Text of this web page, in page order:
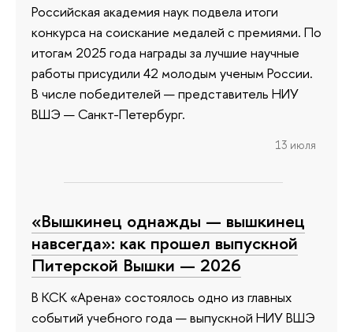
Российская академия наук подвела итоги
конкурса на соискание медалей с премиями. По
итогам 2025 года награды за лучшие научные
работы присудили 42 молодым ученым России.
В числе победителей — представитель НИУ
ВШЭ — Санкт-Петербург.
13 июля
«Вышкинец однажды — вышкинец
навсегда»: как прошел выпускной
Питерской Вышки — 2026
В КСК «Арена» состоялось одно из главных
событий учебного года — выпускной НИУ ВШЭ